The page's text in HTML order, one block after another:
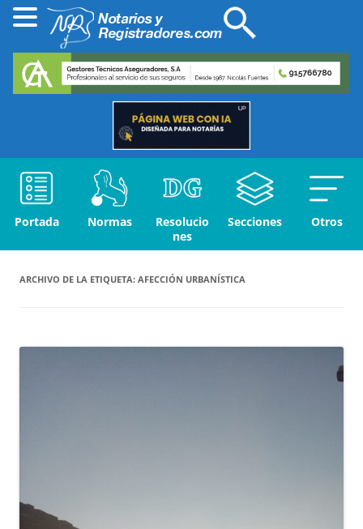
Portada Normas
Resolucio
nes
Secciones Otros
ARCHIVO DE LA ETIQUETA: AFECCIÓN URBANÍSTICA